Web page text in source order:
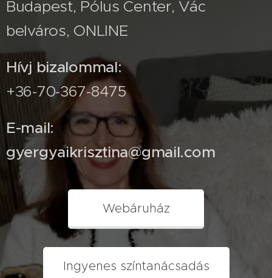
Budapest, Pólus Center, Vác
belváros, ONLINE
Hívj bizalommal:
+36-70-367-8475
E-mail:
gyergyaikrisztina@gmail.com
Webáruház
Ingyenes színtanácsadás